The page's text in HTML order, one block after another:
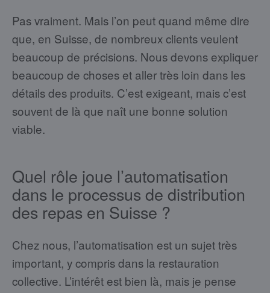
Pas vraiment. Mais l’on peut quand même dire
que, en Suisse, de nombreux clients veulent
beaucoup de précisions. Nous devons expliquer
beaucoup de choses et aller très loin dans les
détails des produits. C’est exigeant, mais c’est
souvent de là que naît une bonne solution
viable.
Quel rôle joue l’automatisation
dans le processus de distribution
des repas en Suisse ?
Chez nous, l’automatisation est un sujet très
important, y compris dans la restauration
collective. L’intérêt est bien là, mais je pense